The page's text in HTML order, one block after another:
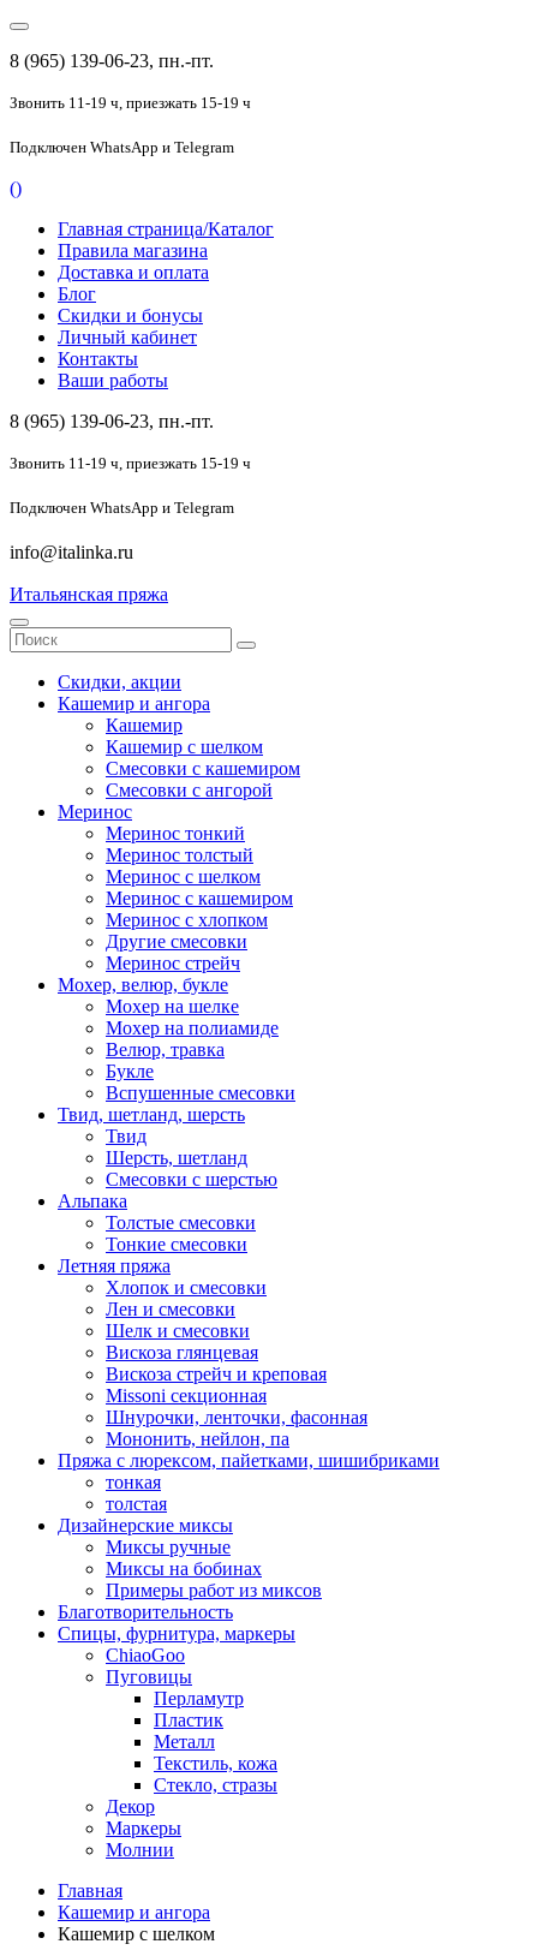
8 (965) 139-06-23, пн.-пт.
Звонить 11-19 ч, приезжать 15-19 ч
Подключен WhatsApp и Telegram
()
Главная страница/Каталог
Правила магазина
Доставка и оплата
Блог
Скидки и бонусы
Личный кабинет
Контакты
Ваши работы
8 (965) 139-06-23, пн.-пт.
Звонить 11-19 ч, приезжать 15-19 ч
Подключен WhatsApp и Telegram
info@italinka.ru
Итальянская пряжа
Скидки, акции
Кашемир и ангора
Кашемир
Кашемир с шелком
Смесовки с кашемиром
Смесовки с ангорой
Меринос
Меринос тонкий
Меринос толстый
Меринос с шелком
Меринос с кашемиром
Меринос с хлопком
Другие смесовки
Меринос стрейч
Мохер, велюр, букле
Мохер на шелке
Мохер на полиамиде
Велюр, травка
Букле
Вспушенные смесовки
Твид, шетланд, шерсть
Твид
Шерсть, шетланд
Смесовки с шерстью
Альпака
Толстые смесовки
Тонкие смесовки
Летняя пряжа
Хлопок и смесовки
Лен и смесовки
Шелк и смесовки
Вискоза глянцевая
Вискоза стрейч и креповая
Missoni секционная
Шнурочки, ленточки, фасонная
Мононить, нейлон, па
Пряжа с люрексом, пайетками, шишибриками
тонкая
толстая
Дизайнерские миксы
Миксы ручные
Миксы на бобинах
Примеры работ из миксов
Благотворительность
Спицы, фурнитура, маркеры
ChiaoGoo
Пуговицы
Перламутр
Пластик
Металл
Текстиль, кожа
Стекло, стразы
Декор
Маркеры
Молнии
Главная
Кашемир и ангора
Кашемир с шелком